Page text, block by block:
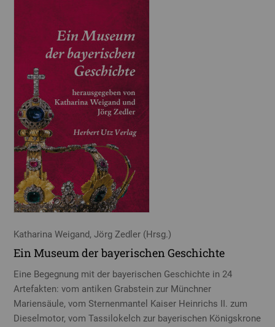
Katharina Weigand, Jörg Zedler (Hrsg.)
Ein Museum der bayerischen Geschichte
Eine Begegnung mit der bayerischen Geschichte in 24
Artefakten: vom antiken Grabstein zur Münchner
Mariensäule, vom Sternenmantel Kaiser Heinrichs II. zum
Dieselmotor, vom Tassilokelch zur bayerischen Königskrone